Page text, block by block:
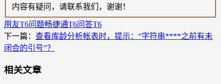
内容有疑问，请联系我们，谢谢！
用友T6问题畅捷通T6问答T6
下一篇： 查看库龄分析帐表时，提示：“字符串****之前有未
闭合的引号”？
相关文章